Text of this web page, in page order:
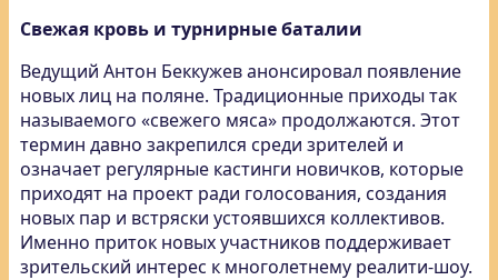
Свежая кровь и турнирные баталии
Ведущий Антон Беккужев анонсировал появление
новых лиц на поляне. Традиционные приходы так
называемого «свежего мяса» продолжаются. Этот
термин давно закрепился среди зрителей и
означает регулярные кастинги новичков, которые
приходят на проект ради голосования, создания
новых пар и встряски устоявшихся коллективов.
Именно приток новых участников поддерживает
зрительский интерес к многолетнему реалити-шоу.